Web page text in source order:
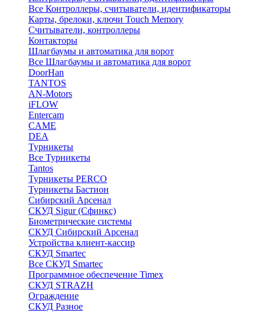
Все Контроллеры, считыватели, идентификаторы
Карты, брелоки, ключи Touch Memory
Считыватели, контроллеры
Контакторы
Шлагбаумы и автоматика для ворот
Все Шлагбаумы и автоматика для ворот
DoorHan
TANTOS
AN-Motors
iFLOW
Entercam
CAME
DEA
Турникеты
Все Турникеты
Tantos
Турникеты PERCO
Турникеты Бастион
Сибирский Арсенал
СКУД Sigur (Сфинкс)
Биометрические системы
СКУД Сибирский Арсенал
Устройства клиент-кассир
СКУД Smartec
Все СКУД Smartec
Программное обеспечение Timex
СКУД STRAZH
Ограждение
СКУД Разное